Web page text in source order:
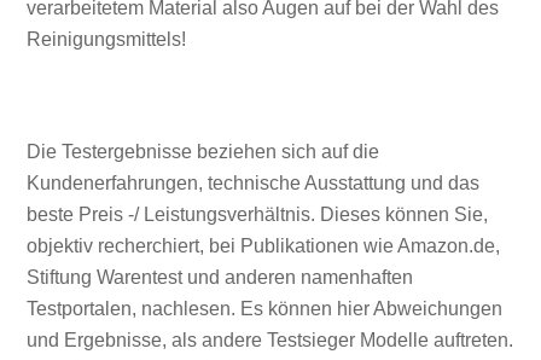
verarbeitetem Material also Augen auf bei der Wahl des
Reinigungsmittels!
Die Testergebnisse beziehen sich auf die
Kundenerfahrungen, technische Ausstattung und das
beste Preis -/ Leistungsverhältnis. Dieses können Sie,
objektiv recherchiert, bei Publikationen wie Amazon.de,
Stiftung Warentest und anderen namenhaften
Testportalen, nachlesen. Es können hier Abweichungen
und Ergebnisse, als andere Testsieger Modelle auftreten.